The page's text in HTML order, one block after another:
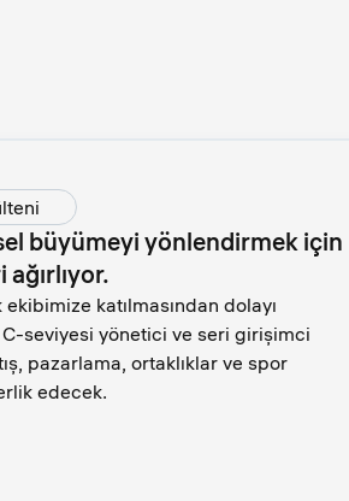
büyümeyi yönlendirmek için
katılmasından dolayı
C-seviyesi yönetici ve seri girişimci
pazarlama, ortaklıklar ve spor
edecek.